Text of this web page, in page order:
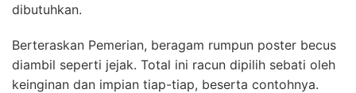
dibutuhkan.
Berteraskan Pemerian, beragam rumpun poster becus
diambil seperti jejak. Total ini racun dipilih sebati oleh
keinginan dan impian tiap-tiap, beserta contohnya.